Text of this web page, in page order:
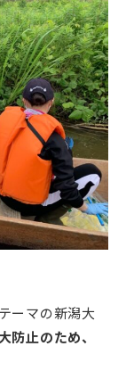
ーマの新潟大
防止のため、